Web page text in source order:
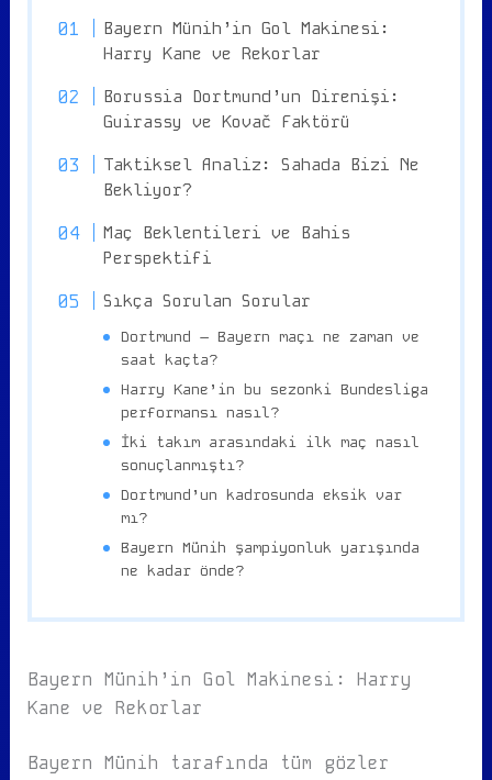
Bayern Münih’in Gol Makinesi:
Harry Kane ve Rekorlar
Borussia Dortmund’un Direnişi:
Guirassy ve Kovač Faktörü
Taktiksel Analiz: Sahada Bizi Ne
Bekliyor?
Maç Beklentileri ve Bahis
Perspektifi
Sıkça Sorulan Sorular
Dortmund – Bayern maçı ne zaman ve
saat kaçta?
Harry Kane’in bu sezonki Bundesliga
performansı nasıl?
İki takım arasındaki ilk maç nasıl
sonuçlanmıştı?
Dortmund’un kadrosunda eksik var
mı?
Bayern Münih şampiyonluk yarışında
ne kadar önde?
Bayern Münih’in Gol Makinesi: Harry
Kane ve Rekorlar
Bayern Münih tarafında tüm gözler